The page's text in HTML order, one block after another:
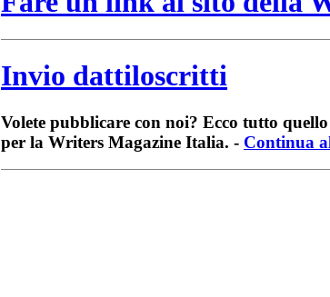
Invio dattiloscritti
Volete pubblicare con noi? Ecco tutto
per la Writers Magazine Italia. - Continua